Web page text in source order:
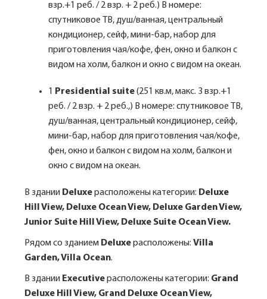
взр.+1 реб. / 2 взр. + 2 реб.) В номере:
спутниковое ТВ, душ/ванная, центральный
кондиционер, сейф, мини-бар, набор для
приготовления чая/кофе, фен, окно и балкон с
видом на холм, балкон и окно с видом на океан.
1 Presidential suite(251 кв.м, макс. 3 взр.+1
реб. / 2 взр. + 2 реб.,) В номере: спутниковое ТВ,
душ/ванная, центральный кондиционер, сейф,
мини-бар, набор для приготовления чая/кофе,
фен, окно и балкон с видом на холм, балкон и
окно с видом на океан.
В здании Deluxeрасположены категории: Deluxe
Hill View, Deluxe Ocean View, Deluxe Garden View,
Junior Suite Hill View, Deluxe Suite Ocean View.
Рядом со зданием Deluxeрасположены: Villa
Garden, Villa Ocean.
В здании Executiveрасположены категории: Grand
Deluxe Hill View, Grand Deluxe Ocean View,